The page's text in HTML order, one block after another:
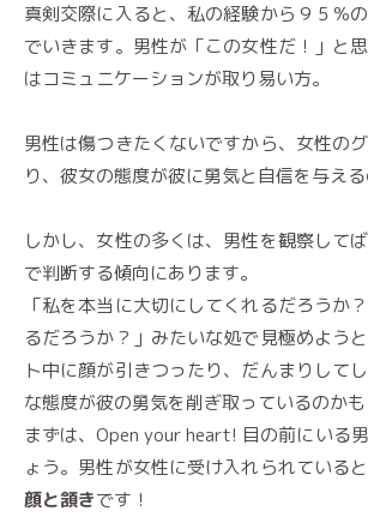
真剣交際に入ると、私の経験から９５％
でいきます。男性が「この女性だ！」と
はコミュニケーションが取り易い方。
男性は傷つきたくないですから、女性の
り、彼女の態度が彼に勇気と自信を与える
しかし、女性の多くは、男性を観察して
で判断する傾向にあります。
「私を本当に大切にしてくれるだろうか
るだろうか？」みたいな処で見極めよう
ト中に顔が引きつったり、だんまりして
な態度が彼の勇気を削ぎ取っているのかも
まずは、Open your heart! 目の前にいる
ょう。男性が女性に受け入れられていると
顔と頷きです！